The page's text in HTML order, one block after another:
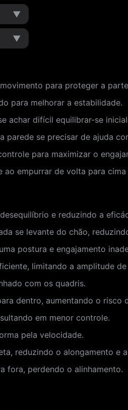
▼
▼
para proteger a
para melhorar a estabilidade.
achar difícil equilibrar-se
parede se precisar de ajuda
para maximizar o
ao empurrar de volta para
e reduzindo a
se levante do chão,
postura e engajamento
limitando a amplitude
com os quadris.
dentro, aumentando o risco
em menor controle.
pela velocidade.
reduzindo o alongamento e
fora, perdendo o alinhamento.